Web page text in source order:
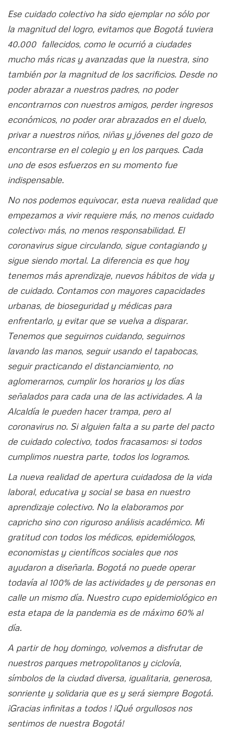
Ese cuidado colectivo ha sido ejemplar no sólo por
la magnitud del logro, evitamos que Bogotá tuviera
40.000 fallecidos, como le ocurrió a ciudades
mucho más ricas y avanzadas que la nuestra, sino
también por la magnitud de los sacrificios. Desde no
poder abrazar a nuestros padres, no poder
encontrarnos con nuestros amigos, perder ingresos
económicos, no poder orar abrazados en el duelo,
privar a nuestros niños, niñas y jóvenes del gozo de
encontrarse en el colegio y en los parques. Cada
uno de esos esfuerzos en su momento fue
indispensable.
No nos podemos equivocar, esta nueva realidad que
empezamos a vivir requiere más, no menos cuidado
colectivo; más, no menos responsabilidad. El
coronavirus sigue circulando, sigue contagiando y
sigue siendo mortal. La diferencia es que hoy
tenemos más aprendizaje, nuevos hábitos de vida y
de cuidado. Contamos con mayores capacidades
urbanas, de bioseguridad y médicas para
enfrentarlo, y evitar que se vuelva a disparar.
Tenemos que seguirnos cuidando, seguirnos
lavando las manos, seguir usando el tapabocas,
seguir practicando el distanciamiento, no
aglomerarnos, cumplir los horarios y los días
señalados para cada una de las actividades. A la
Alcaldía le pueden hacer trampa, pero al
coronavirus no. Si alguien falta a su parte del pacto
de cuidado colectivo, todos fracasamos; si todos
cumplimos nuestra parte, todos los logramos.
La nueva realidad de apertura cuidadosa de la vida
laboral, educativa y social se basa en nuestro
aprendizaje colectivo. No la elaboramos por
capricho sino con riguroso análisis académico. Mi
gratitud con todos los médicos, epidemiólogos,
economistas y científicos sociales que nos
ayudaron a diseñarla. Bogotá no puede operar
todavía al 100% de las actividades y de personas en
calle un mismo día. Nuestro cupo epidemiológico en
esta etapa de la pandemia es de máximo 60% al
día.
A partir de hoy domingo, volvemos a disfrutar de
nuestros parques metropolitanos y ciclovía,
símbolos de la ciudad diversa, igualitaria, generosa,
sonriente y solidaria que es y será siempre Bogotá.
¡Gracias infinitas a todos ! ¡Qué orgullosos nos
sentimos de nuestra Bogotá!